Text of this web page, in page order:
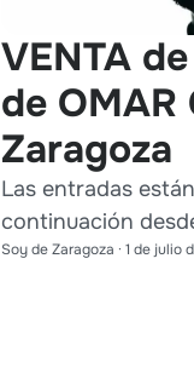
VENTA
de OMAR
Zaragoza
Las entradas
continuación
Soy de Zaragoza · 1 de julio